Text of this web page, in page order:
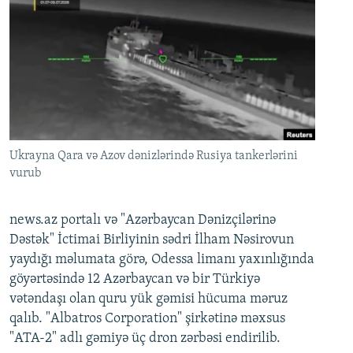
Ukrayna Qara və Azov dənizlərində Rusiya tankerlərini
vurub
news.az portalı və "Azərbaycan Dənizçilərinə
Dəstək" İctimai Birliyinin sədri İlham Nəsirovun
yaydığı məlumata görə, Odessa limanı yaxınlığında
göyərtəsində 12 Azərbaycan və bir Türkiyə
vətəndaşı olan quru yük gəmisi hücuma məruz
qalıb. "Albatros Corporation" şirkətinə məxsus
"ATA-2" adlı gəmiyə üç dron zərbəsi endirilib.